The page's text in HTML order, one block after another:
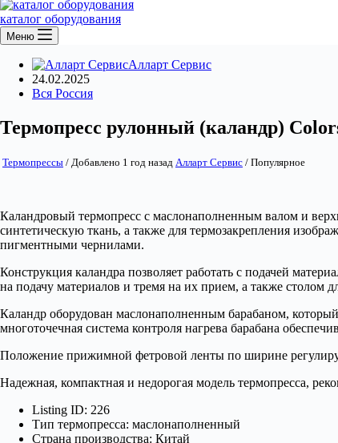
каталог оборудования
Меню
Алларт Сервис
24.02.2025
Вся Россия
Термопресс рулонный (каландр)
Термопрессы / Добавлено 1 год назад Алларт Сервис / Популярное
Каландровый термопресс с маслонаполненным валом и
синтетическую ткань, а также для термозакрепления
пигментными чернилами.
Конструкция каландра позволяет работать с подачей
на подачу материалов и тремя на их прием, а также столом
Каландр оборудован маслонаполненным барабаном,
многоточечная система контроля нагрева барабана
Положение прижимной фетровой ленты по ширине
Надежная, компактная и недорогая модель термопресса,
Listing ID: 226
Тип термопресса: маслонаполненный
Страна производства: Китай